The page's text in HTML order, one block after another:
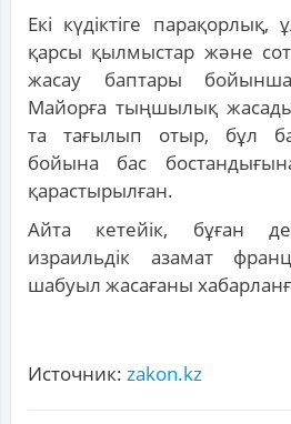
Екі күдіктіге парақорлық,
қарсы қылмыстар және сот
жасау баптары
Майорға тыңшылық
та тағылып отыр, бұл
бойына бас
қарастырылған.
Айта кетейік, бұған
израильдік азамат
шабуыл жасағаны
Источник: zakon.kz